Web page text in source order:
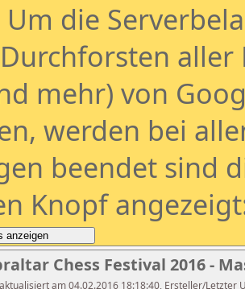
Um die
aller
mehr) von
werden bei
beendet sind
Knopf
Chess Festival 2016 -
am 04.02.2016 18:18:40, Ersteller/Letzter